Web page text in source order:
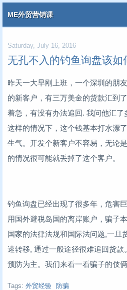
ME外贸营销课
Saturday, July 16, 2016
无孔不入的钓鱼询盘该如
昨天一大早刚上班，一个深圳的朋
的新客户，有三万美金的货款汇到
着急，有没有办法追回. 我问他汇
这样的情况下，这个钱基本打水漂
生气。开发个新客户不容易，无论
的情况很可能就丢掉了这个客户。
钓鱼询盘已经出现了很多年，危害
用国外避税岛国的离岸账户，骗子
国家的法律法规和国际法问题,一旦
速转移, 通过一般途径很难追回货款
预防为主。我们来看一看骗子的伎
Tags: 外贸经验 防骗